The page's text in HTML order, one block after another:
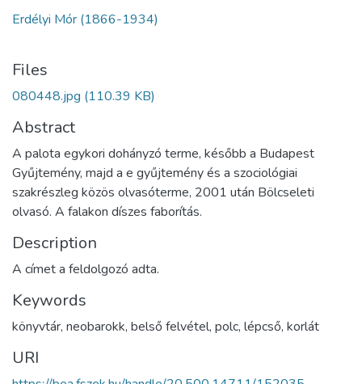
Erdélyi Mór (1866-1934)
Files
080448.jpg (110.39 KB)
Abstract
A palota egykori dohányzó terme, később a Budapest
Gyűjtemény, majd a e gyűjtemény és a szociológiai
szakrészleg közös olvasóterme, 2001 után Bölcseleti
olvasó. A falakon díszes faborítás.
Description
A címet a feldolgozó adta.
Keywords
könyvtár, neobarokk, belső felvétel, polc, lépcső, korlát
URI